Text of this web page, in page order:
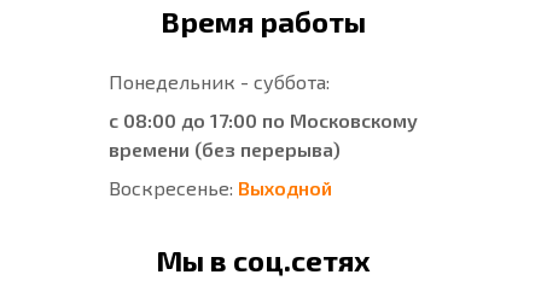
Время работы
Понедельник - суббота:
с 08:00 до 17:00 по Московскому
времени (без перерыва)
Воскресенье: Выходной
Мы в соц.сетях